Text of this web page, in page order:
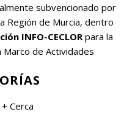
subvencionado por
Región de Murcia, dentro
INFO-CECLOR para la
de Actividades
+ Cerca